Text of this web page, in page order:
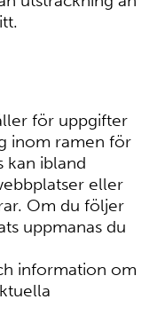
för uppgifter
inom ramen för
kan ibland
eller
Om du följer
uppmanas du
information om